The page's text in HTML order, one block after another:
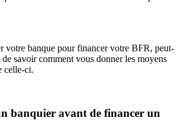
votre banque pour financer votre BFR, peut-
savoir comment vous donner les moyens
celle-ci.
banquier avant de financer un